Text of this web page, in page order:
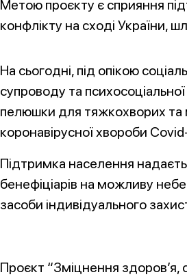
Метою проєкту є сприяння
конфлікту на сході України,
На сьогодні, під опікою
супроводу та
пелюшки для тяжкохворих та
коронавірусної хвороби
Підтримка населення
бенефіціарів на можливу
засоби індивідуального
Проєкт “Зміцнення здоров’я,